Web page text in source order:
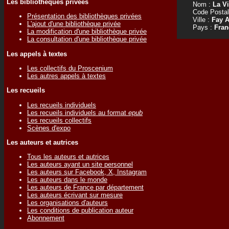
Les bibliothèques privées
Présentation des bibliothèques privées
L'ajout d'une bibliothèque privée
La modification d'une bibliothèque privée
La consultation d'une bibliothèque privée
Les appels à textes
Les collectifs du Proscenium
Les autres appels à textes
Les recueils
Les recueils individuels
Les recueils individuels au format epub
Les recueils collectifs
Scènes d'expo
Les auteurs et autrices
Tous les auteurs et autrices
Les auteurs ayant un site personnel
Les auteurs sur Facebook, X, Instagram
Les auteurs dans le monde
Les auteurs de France par département
Les auteurs écrivant sur mesure
Les organisations d'auteurs
Les conditions de publication auteur
Abonnement
Nom : La
Code
Ville : Fay
Pays :